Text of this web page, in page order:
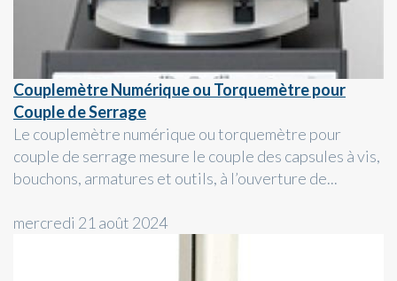
Couplemètre Numérique ou Torquemètre pour
Couple de Serrage
Le couplemètre numérique ou torquemètre pour
couple de serrage mesure le couple des capsules à vis,
bouchons, armatures et outils, à l’ouverture de...
mercredi 21 août 2024